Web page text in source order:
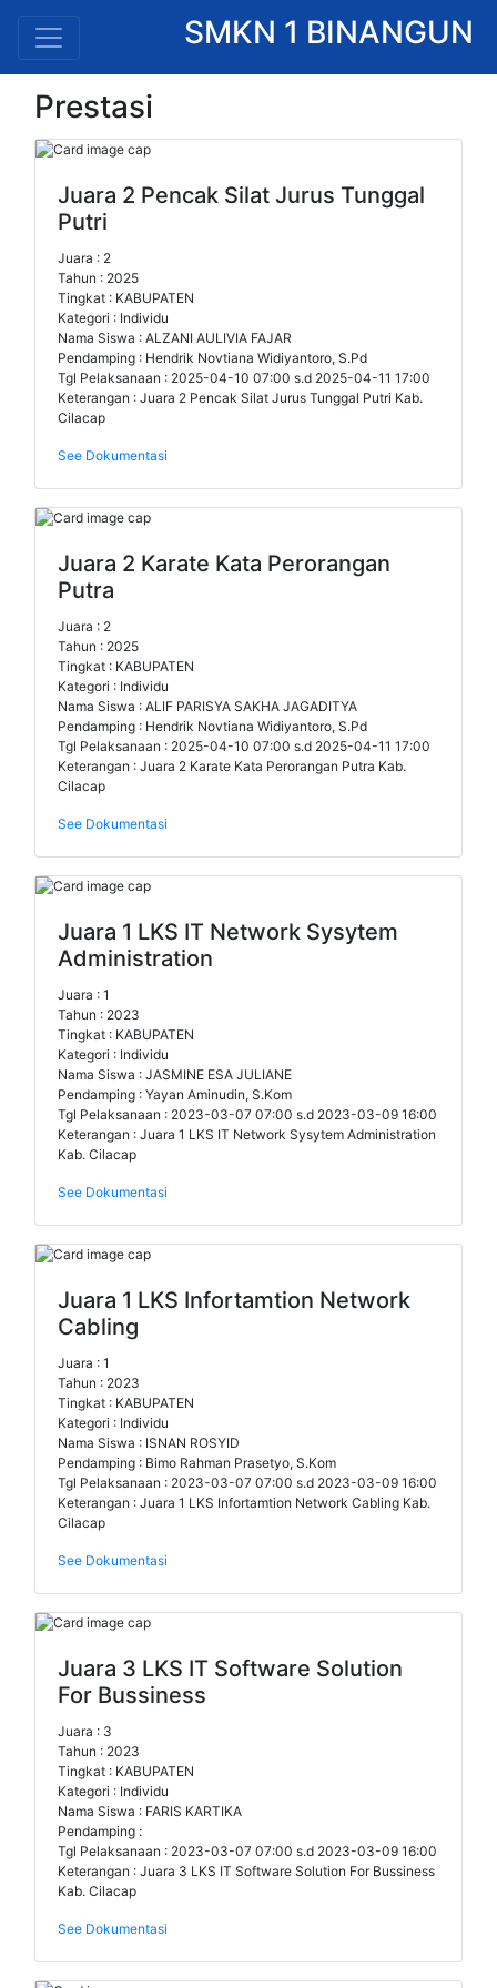
SMKN 1 BINANGUN
Prestasi
Juara 2 Pencak Silat Jurus Tunggal
Putri
Juara : 2
Tahun : 2025
Tingkat : KABUPATEN
Kategori : Individu
Nama Siswa : ALZANI AULIVIA FAJAR
Pendamping : Hendrik Novtiana Widiyantoro, S.Pd
Tgl Pelaksanaan : 2025-04-10 07:00 s.d 2025-04-11 17:00
Keterangan : Juara 2 Pencak Silat Jurus Tunggal Putri Kab.
Cilacap
See Dokumentasi
Juara 2 Karate Kata Perorangan
Putra
Juara : 2
Tahun : 2025
Tingkat : KABUPATEN
Kategori : Individu
Nama Siswa : ALIF PARISYA SAKHA JAGADITYA
Pendamping : Hendrik Novtiana Widiyantoro, S.Pd
Tgl Pelaksanaan : 2025-04-10 07:00 s.d 2025-04-11 17:00
Keterangan : Juara 2 Karate Kata Perorangan Putra Kab.
Cilacap
See Dokumentasi
Juara 1 LKS IT Network Sysytem
Administration
Juara : 1
Tahun : 2023
Tingkat : KABUPATEN
Kategori : Individu
Nama Siswa : JASMINE ESA JULIANE
Pendamping : Yayan Aminudin, S.Kom
Tgl Pelaksanaan : 2023-03-07 07:00 s.d 2023-03-09 16:00
Keterangan : Juara 1 LKS IT Network Sysytem Administration
Kab. Cilacap
See Dokumentasi
Juara 1 LKS Infortamtion Network
Cabling
Juara : 1
Tahun : 2023
Tingkat : KABUPATEN
Kategori : Individu
Nama Siswa : ISNAN ROSYID
Pendamping : Bimo Rahman Prasetyo, S.Kom
Tgl Pelaksanaan : 2023-03-07 07:00 s.d 2023-03-09 16:00
Keterangan : Juara 1 LKS Infortamtion Network Cabling Kab.
Cilacap
See Dokumentasi
Juara 3 LKS IT Software Solution
For Bussiness
Juara : 3
Tahun : 2023
Tingkat : KABUPATEN
Kategori : Individu
Nama Siswa : FARIS KARTIKA
Pendamping :
Tgl Pelaksanaan : 2023-03-07 07:00 s.d 2023-03-09 16:00
Keterangan : Juara 3 LKS IT Software Solution For Bussiness
Kab. Cilacap
See Dokumentasi